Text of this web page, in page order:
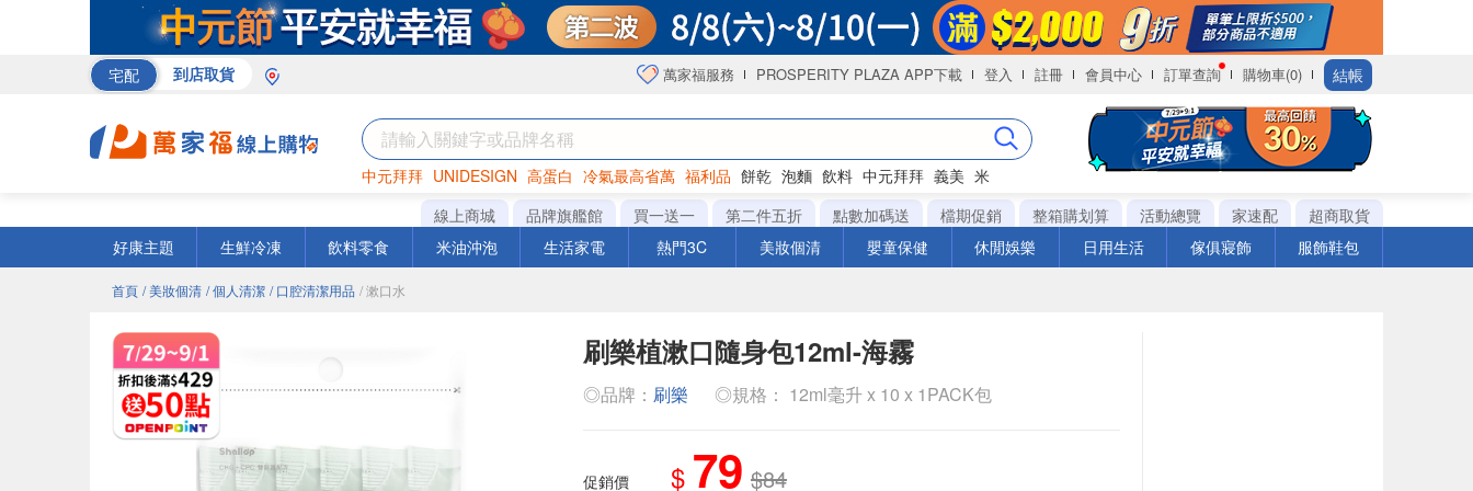
宅配 到店取貨 萬家福服務 PROSPERITY PLAZA APP下載 登入 註冊 會員中心 訂單查詢 購物車(0) 結帳
中元拜拜 UNIDESIGN 高蛋白 冷氣最高省萬 福利品 餅乾 泡麵 飲料 中元拜拜 義美 米
罐頭 咖啡 海苔
線上商城 品牌旗艦館 買一送一 第二件五折 點數加碼送 檔期促銷 整箱購划算 活動總覽 家速配
超商取貨
好康主題
生鮮冷凍 飲料零食 米油沖泡 生活家電 熱門3C 美妝個清 嬰童保健 休閒娛樂 日用生活 傢俱寢飾 服飾鞋包
首頁 / 美妝個清 / 個人清潔 / 口腔清潔用品 / 漱口水
刷樂植漱口隨身包12ml-海霧
◎品牌： 刷樂 ◎規格： 12ml毫升 x 10 x 1PACK包
促銷價 $ 79 $84